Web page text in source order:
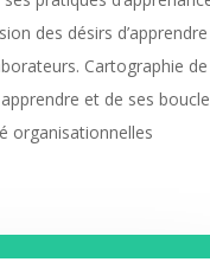
des désirs d’apprendre
Cartographie de
et de ses
organisationnelles